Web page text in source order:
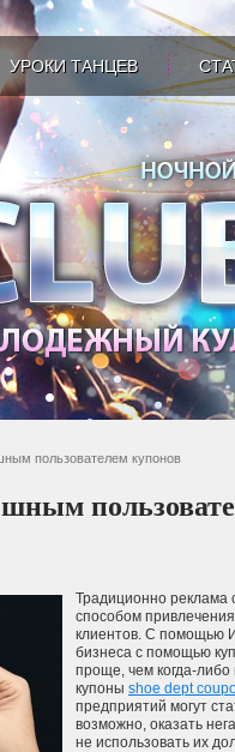
УРОКИ ТАНЦЕВ
пользователем купонов
Традиционно
способом
клиентов. С помощью
бизнеса с помощью
проще, чем когда-
купоны shoe dept
предприятий могут
возможно, оказать
не использовать их